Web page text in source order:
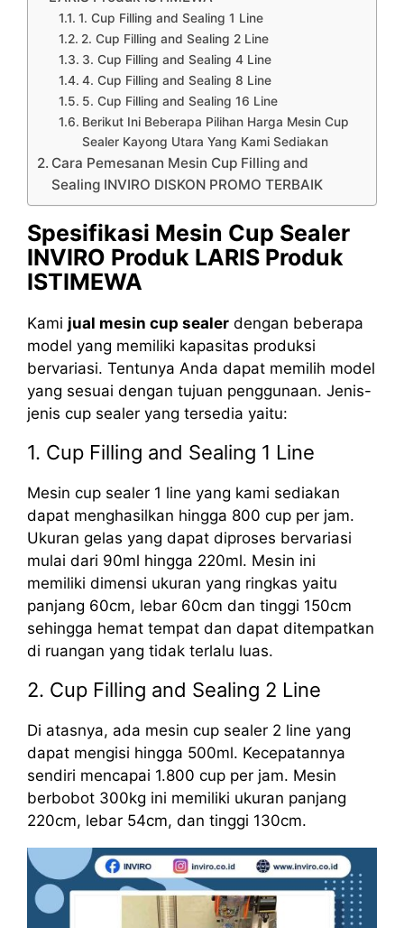
1. Cup Filling and Sealing 1 Line
2. Cup Filling and Sealing 2 Line
3. Cup Filling and Sealing 4 Line
4. Cup Filling and Sealing 8 Line
5. Cup Filling and Sealing 16 Line
Berikut Ini Beberapa Pilihan Harga Mesin Cup
Sealer Kayong Utara Yang Kami Sediakan
Cara Pemesanan Mesin Cup Filling and
Sealing INVIRO DISKON PROMO TERBAIK
Spesifikasi Mesin Cup Sealer
INVIRO Produk LARIS Produk
ISTIMEWA
Kami jual mesin cup sealer dengan beberapa
model yang memiliki kapasitas produksi
bervariasi. Tentunya Anda dapat memilih model
yang sesuai dengan tujuan penggunaan. Jenis-
jenis cup sealer yang tersedia yaitu:
1. Cup Filling and Sealing 1 Line
Mesin cup sealer 1 line yang kami sediakan
dapat menghasilkan hingga 800 cup per jam.
Ukuran gelas yang dapat diproses bervariasi
mulai dari 90ml hingga 220ml. Mesin ini
memiliki dimensi ukuran yang ringkas yaitu
panjang 60cm, lebar 60cm dan tinggi 150cm
sehingga hemat tempat dan dapat ditempatkan
di ruangan yang tidak terlalu luas.
2. Cup Filling and Sealing 2 Line
Di atasnya, ada mesin cup sealer 2 line yang
dapat mengisi hingga 500ml. Kecepatannya
sendiri mencapai 1.800 cup per jam. Mesin
berbobot 300kg ini memiliki ukuran panjang
220cm, lebar 54cm, dan tinggi 130cm.